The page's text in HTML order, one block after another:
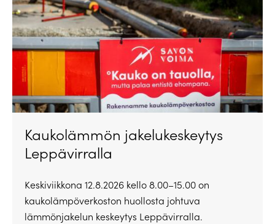
Kaukolämmön jakelukeskeytys
Leppävirralla
Keskiviikkona 12.8.2026 kello 8.00–15.00 on
kaukolämpöverkoston huollosta johtuva
lämmönjakelun keskeytys Leppävirralla.